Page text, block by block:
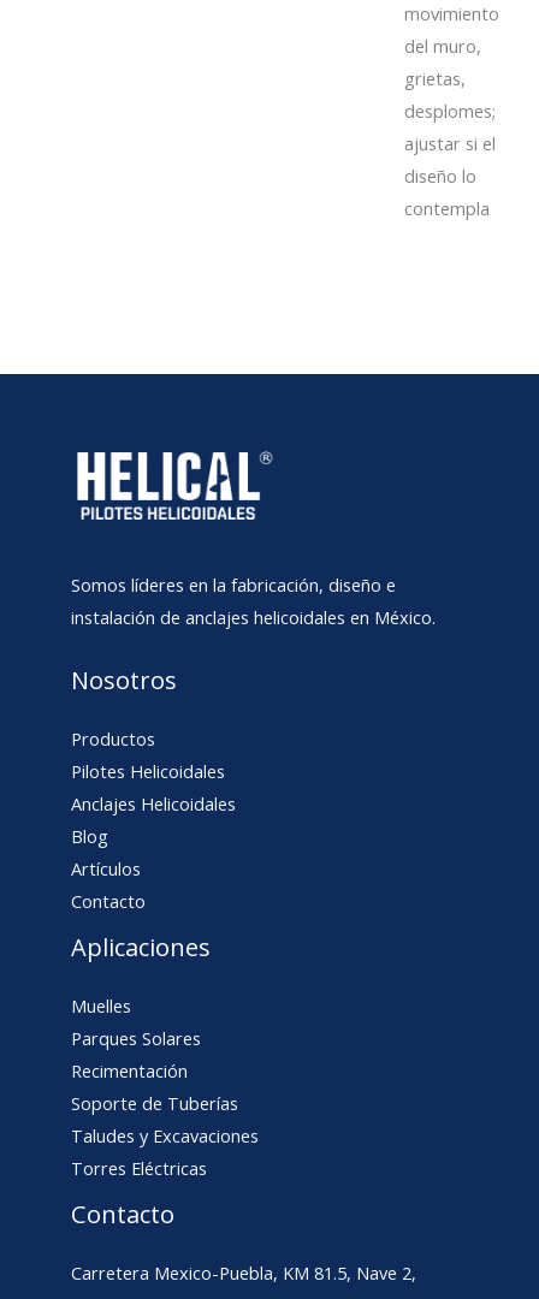
movimiento
del muro,
grietas,
desplomes;
ajustar si el
diseño lo
contempla
Somos líderes en la fabricación, diseño e
instalación de anclajes helicoidales en México.
Nosotros
Productos
Pilotes Helicoidales
Anclajes Helicoidales
Blog
Artículos
Contacto
Aplicaciones
Muelles
Parques Solares
Recimentación
Soporte de Tuberías
Taludes y Excavaciones
Torres Eléctricas
Contacto
Carretera Mexico-Puebla, KM 81.5, Nave 2,